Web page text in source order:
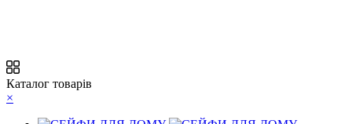
Каталог товарів
×